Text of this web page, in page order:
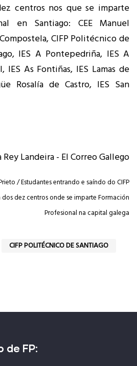
centros nos que se imparte
en Santiago: CEE Manuel
CIFP Politécnico de
IES A Pontepedriña, IES A
As Fontiñas, IES Lamas de
Rosalía de Castro, IES San
Landeira - El Correo Gallego
/Estudantes entrando e saíndo do CIFP
dez centros onde se imparte Formación
Profesional na capital galega
CIFP POLITÉCNICO DE SANTIAGO
de FP: